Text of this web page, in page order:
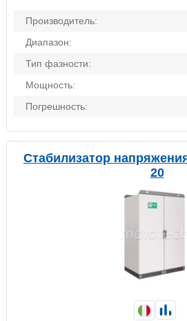
Производитель:
Диапазон:
Тип фазности:
Мощность:
Погрешность:
Стабилизатор
20